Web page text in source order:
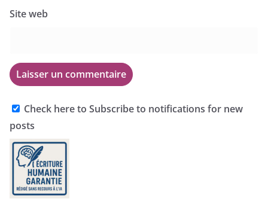
Site web
Check here to Subscribe to notifications for new
posts